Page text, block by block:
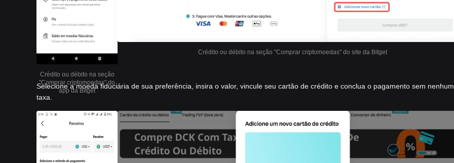
Crédito ou débito na seção
"Comprar criptomoedas" do
app da Bitget
Crédito ou débito na seção "Comprar criptomoedas" do site da Bitget
Selecione a moeda fiduciária de sua preferência, insira o valor, vincule seu cartão de crédito e conclua o pagamento sem
taxa.